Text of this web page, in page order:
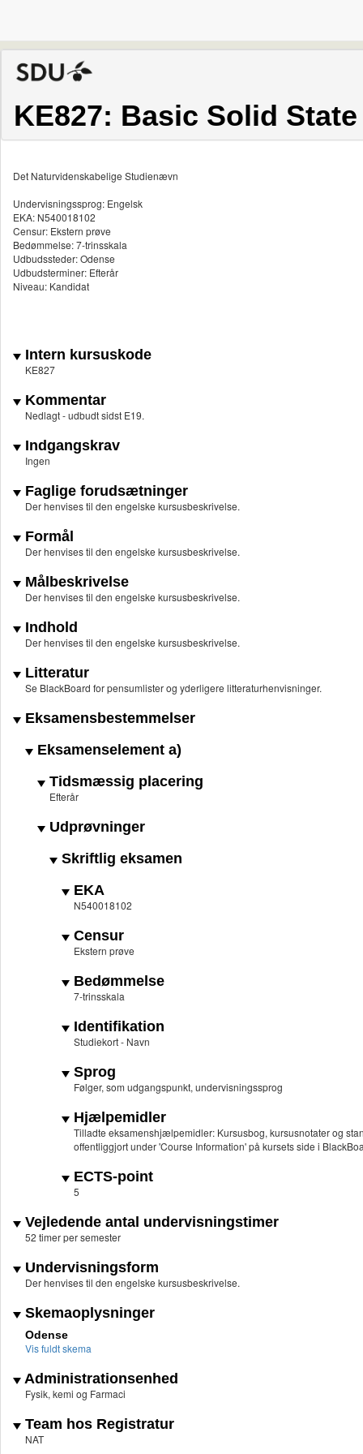
KE827: Basic Solid
Det Naturvidenskabelige Studienævn
Undervisningssprog: Engelsk
EKA: N540018102
Censur: Ekstern prøve
Bedømmelse: 7-trinsskala
Udbudssteder: Odense
Udbudsterminer: Efterår
Niveau: Kandidat
Intern kursuskode
KE827
Kommentar
Nedlagt - udbudt sidst E19.
Indgangskrav
Ingen
Faglige forudsætninger
Der henvises til den engelske kursusbeskrivelse.
Formål
Der henvises til den engelske kursusbeskrivelse.
Målbeskrivelse
Der henvises til den engelske kursusbeskrivelse.
Indhold
Der henvises til den engelske kursusbeskrivelse.
Litteratur
Se BlackBoard for pensumlister og yderligere litteraturhenvisninger.
Eksamensbestemmelser
Eksamenselement a)
Tidsmæssig placering
Efterår
Udprøvninger
Skriftlig eksamen
EKA
N540018102
Censur
Ekstern prøve
Bedømmelse
7-trinsskala
Identifikation
Studiekort - Navn
Sprog
Følger, som udgangspunkt, undervisningssprog
Hjælpemidler
Tilladte eksamenshjælpemidler: Kursusbog, kursusnotater og
offentliggjort under 'Course Information' på kursets side i
ECTS-point
5
Vejledende antal undervisningstimer
52 timer per semester
Undervisningsform
Der henvises til den engelske kursusbeskrivelse.
Skemaoplysninger
Odense
Vis fuldt skema
Administrationsenhed
Fysik, kemi og Farmaci
Team hos Registratur
NAT